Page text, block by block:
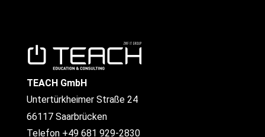
TEACH GmbH
Untertürkheimer Straße 24
66117 Saarbrücken
Telefon +49 681 929-2830